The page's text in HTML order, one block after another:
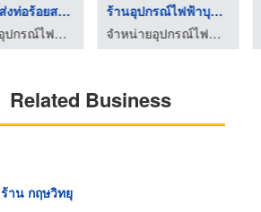
ร้านขายส่งท่อร้อยสาย ...
จำหน่ายอุปกรณ์ไฟฟ้า ราคาถูก บุรีรัมย์ - ฮั่วฮะการไฟฟ้า
ร้านอุปกรณ์ไฟฟ้าบุรี ...
จำหน่ายอุปกรณ์ไฟฟ้า ราคาถูก บุรีรัมย์ - ฮั่วฮะการไฟฟ้า
Related Business
ร้าน กฤษวิทยุ